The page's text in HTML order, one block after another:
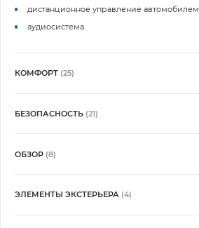
дистанционное управление автомобилем
аудиосистема
КОМФОРТ (25)
БЕЗОПАСНОСТЬ (21)
ОБЗОР (8)
ЭЛЕМЕНТЫ ЭКСТЕРЬЕРА (4)